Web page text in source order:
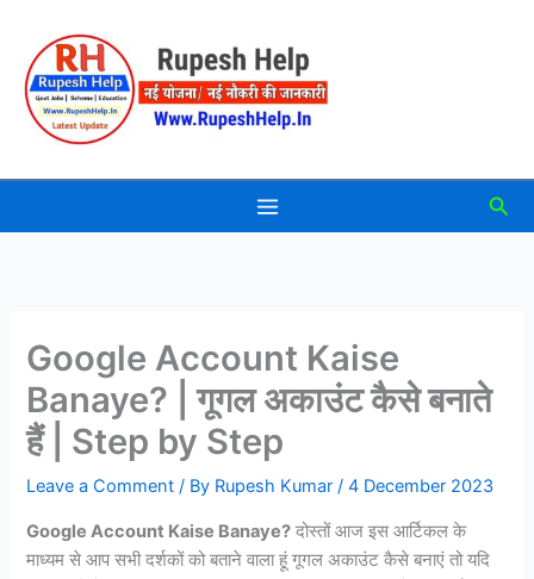
content
Google Account Kaise
Banaye? | गूगल अकाउंट कैसे बनाते
हैं | Step by Step
Leave a Comment / By Rupesh Kumar/4 December 2023
Google Account Kaise Banaye? दोस्तों आज इस आर्टिकल के
माध्यम से आप सभी दर्शकों को बताने वाला हूं गूगल अकाउंट कैसे बनाएं तो यदि